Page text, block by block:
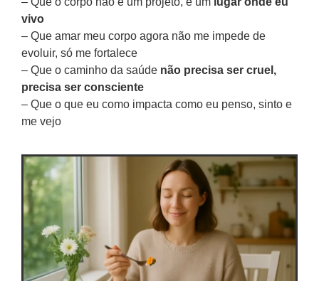
vivo
– Que amar meu corpo agora não me impede de
evoluir, só me fortalece
– Que o caminho da saúde não precisa ser cruel,
precisa ser consciente
– Que o que eu como impacta como eu penso, sinto e
me vejo